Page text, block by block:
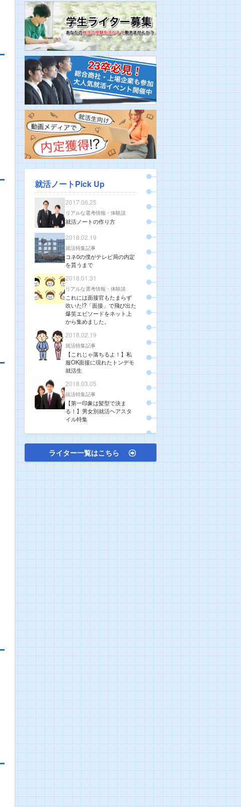
就活ノートPick Up
2017.06.25
リアルな選考情報・体験談
就活ノートの作り方
2018.02.19
就活特集記事
コネ0の僕がテレビ局の内定
を貰うまで
2018.01.31
リアルな選考情報・体験談
これには面接官もたまらず
吹いた!?「面接」で飛び出た
爆笑エピソードをネット上
から集めました。
2018.02.19
就活特集記事
【これじゃ落ちるよ！】私
服OK面接に現れたトンデモ
就活生
2018.03.05
就活特集記事
【第一印象は髪型で決ま
る！】男女別就活ヘアスタ
イル特集
ライター一覧はこちら